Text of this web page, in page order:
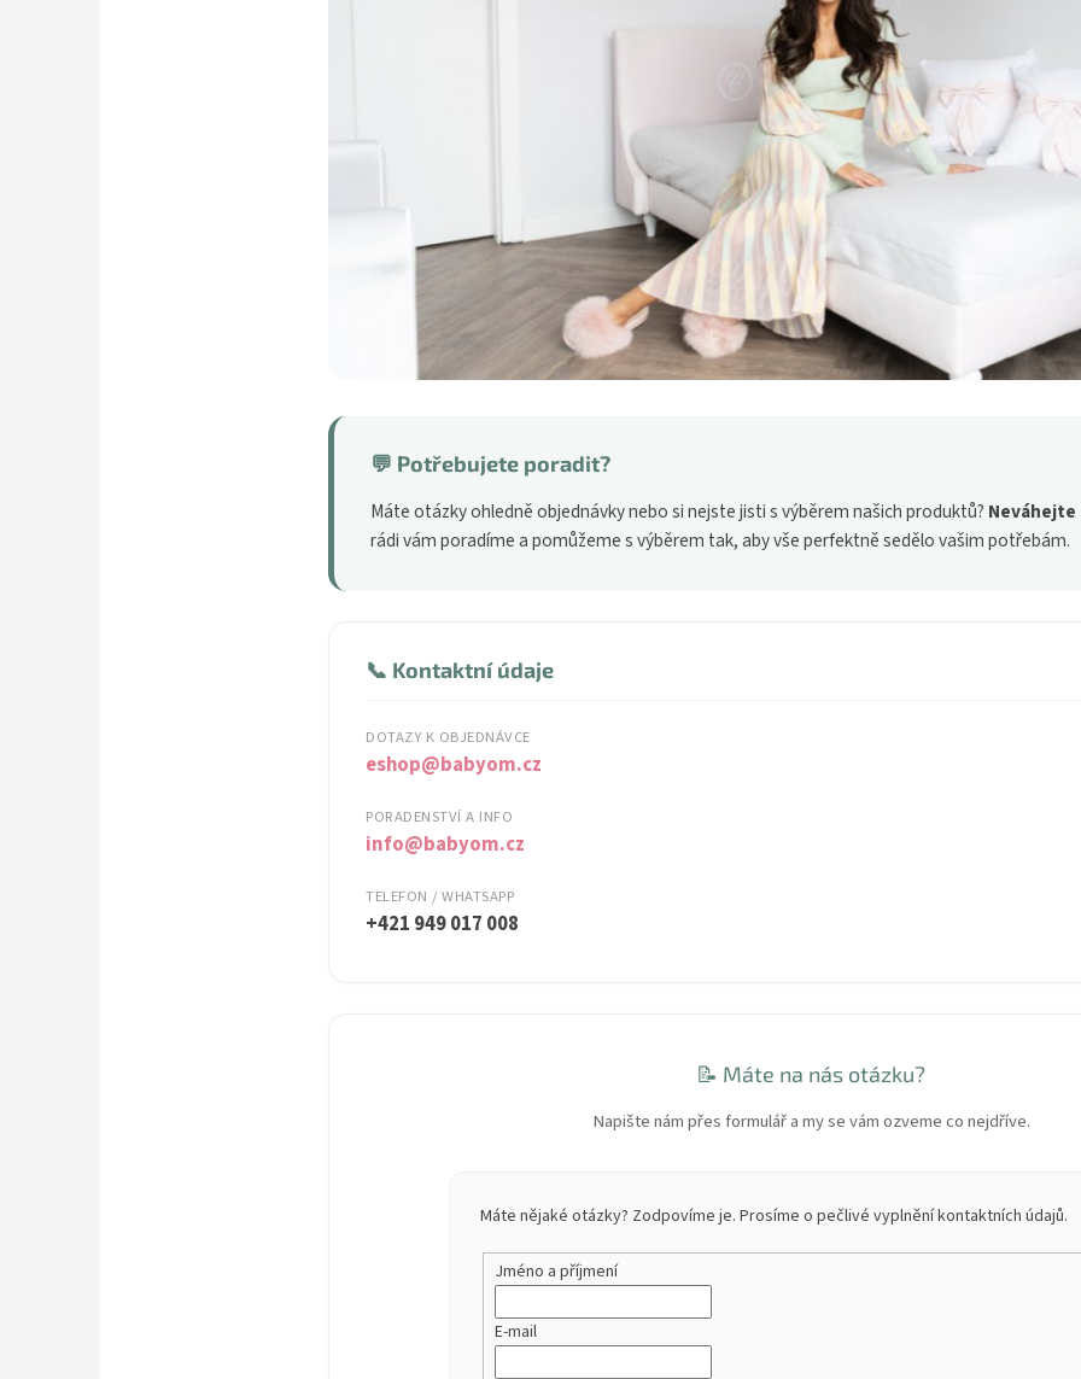
💬 Potřebujete poradit?
Máte otázky ohledně objednávky nebo si nejste jisti s výběrem našich produktů?
rádi vám poradíme a pomůžeme s výběrem tak, aby vše perfektně sedělo vašim potřebám.
📞 Kontaktní údaje
DOTAZY K OBJEDNÁVCE
eshop@babyom.cz
PORADENSTVÍ A INFO
info@babyom.cz
TELEFON / WHATSAPP
+421 949 017 008
📝 Máte na nás otázku?
Napište nám přes formulář a my se vám ozveme co nejdříve.
Máte nějaké otázky? Zodpovíme je. Prosíme o pečlivé vyplnění kontaktních údajů.
Jméno a příjmení
E-mail